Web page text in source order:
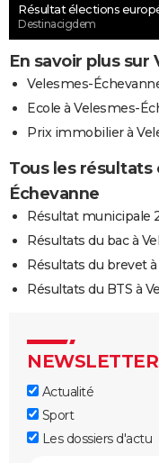
Résultat élections
Destinacigdem
En savoir plus sur
Velesmes-
Ecole à Velesmes-
Prix immobilier à
Tous les résultats
Échevanne
Résultat municipale
Résultats du bac à
Résultats du brevet
Résultats du BTS à
Actualité
Sport
Les dossiers d'actu